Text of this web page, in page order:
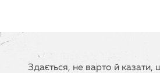
Здається, не варто й казати,